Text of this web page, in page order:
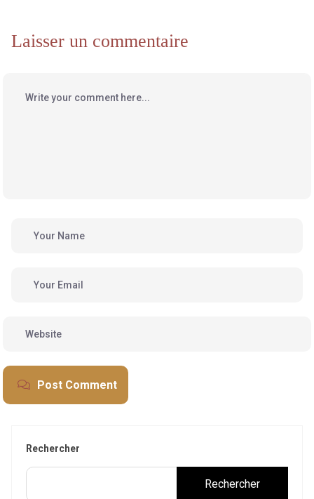
Laisser un commentaire
Post Comment
Rechercher
Rechercher